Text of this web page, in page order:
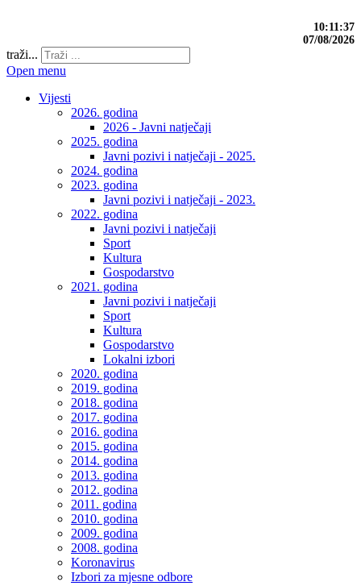
10:11:38
07/08/2026
traži...
Open menu
Vijesti
2026. godina
2026 - Javni natječaji
2025. godina
Javni pozivi i natječaji - 2025.
2024. godina
2023. godina
Javni pozivi i natječaji - 2023.
2022. godina
Javni pozivi i natječaji
Sport
Kultura
Gospodarstvo
2021. godina
Javni pozivi i natječaji
Sport
Kultura
Gospodarstvo
Lokalni izbori
2020. godina
2019. godina
2018. godina
2017. godina
2016. godina
2015. godina
2014. godina
2013. godina
2012. godina
2011. godina
2010. godina
2009. godina
2008. godina
Koronavirus
Izbori za mjesne odbore